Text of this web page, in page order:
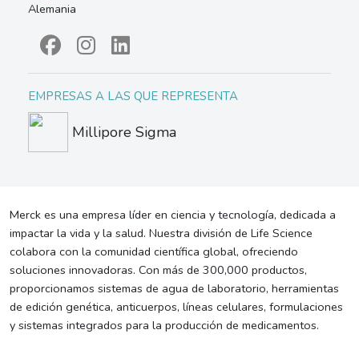
Alemania
EMPRESAS A LAS QUE REPRESENTA
Millipore Sigma
Merck es una empresa líder en ciencia y tecnología, dedicada a
impactar la vida y la salud. Nuestra división de Life Science
colabora con la comunidad científica global, ofreciendo
soluciones innovadoras. Con más de 300,000 productos,
proporcionamos sistemas de agua de laboratorio, herramientas
de edición genética, anticuerpos, líneas celulares, formulaciones
y sistemas integrados para la producción de medicamentos.